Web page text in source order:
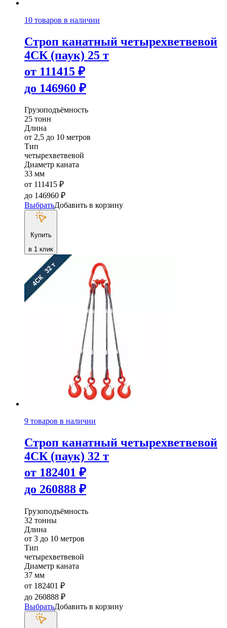
10 товаров в наличии
Строп канатный четырехветвевой
4СК (паук) 25 т
от 111415 ₽
до 146960 ₽
Грузоподъёмность
25 тонн
Длина
от 2,5 до 10 метров
Тип
четырехветвевой
Диаметр каната
33 мм
от 111415 ₽
до 146960 ₽
ВыбратьДобавить в корзину
Купить
в 1 клик
9 товаров в наличии
Строп канатный четырехветвевой
4СК (паук) 32 т
от 182401 ₽
до 260888 ₽
Грузоподъёмность
32 тонны
Длина
от 3 до 10 метров
Тип
четырехветвевой
Диаметр каната
37 мм
от 182401 ₽
до 260888 ₽
ВыбратьДобавить в корзину